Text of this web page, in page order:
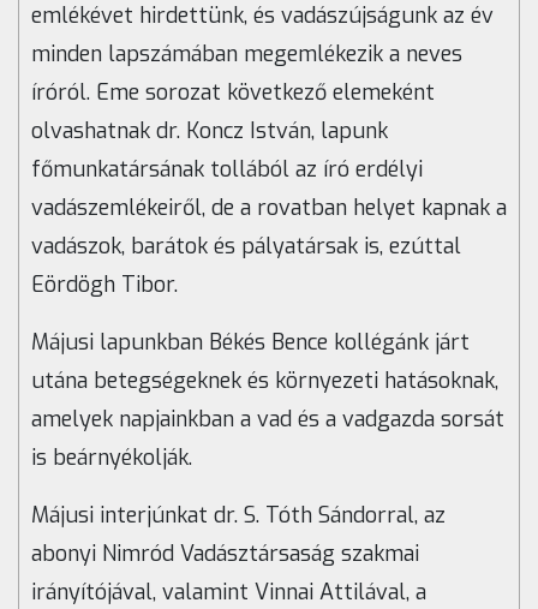
emlékévet hirdettünk, és vadászújságunk az év
minden lapszámában megemlékezik a neves
íróról. Eme sorozat következő elemeként
olvashatnak dr. Koncz István, lapunk
főmunkatársának tollából az író erdélyi
vadászemlékeiről, de a rovatban helyet kapnak a
vadászok, barátok és pályatársak is, ezúttal
Eördögh Tibor.
Májusi lapunkban Békés Bence kollégánk járt
utána betegségeknek és környezeti hatásoknak,
amelyek napjainkban a vad és a vadgazda sorsát
is beárnyékolják.
Májusi interjúnkat dr. S. Tóth Sándorral, az
abonyi Nimród Vadásztársaság szakmai
irányítójával, valamint Vinnai Attilával, a